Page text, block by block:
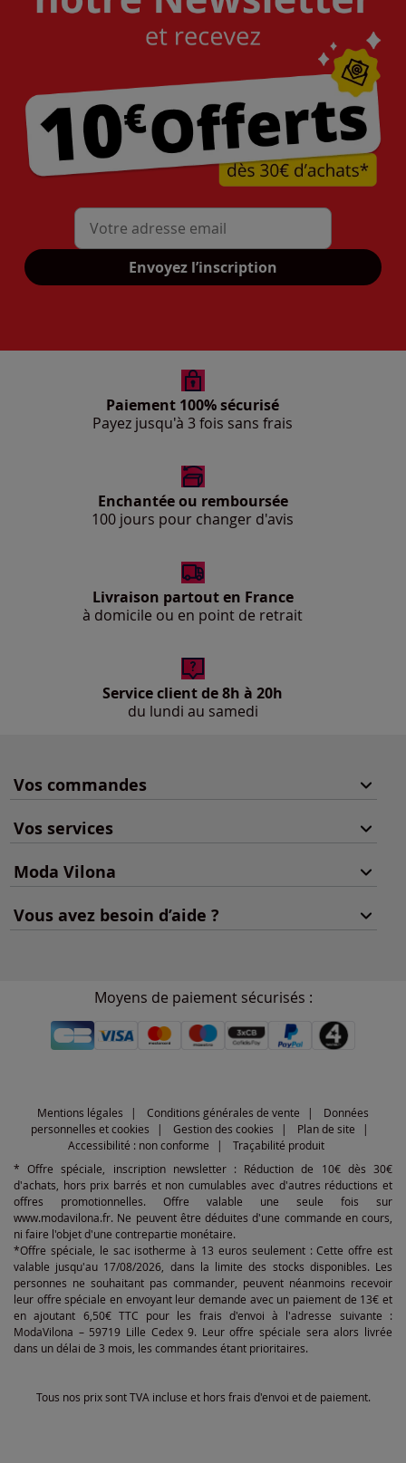
Mon adresse mail
Envoyez l’inscription
Paiement 100% sécurisé
Payez jusqu'à 3 fois sans frais
Enchantée ou remboursée
100 jours pour changer d'avis
Livraison partout en France
à domicile ou en point de retrait
Service client de 8h à 20h
du lundi au samedi
Vos commandes
Vos services
Moda Vilona
Vous avez besoin d’aide ?
Moyens de paiement sécurisés :
Mentions légales Conditions générales de vente
Données
personnelles et cookies
Gestion des cookies
Plan de site
Accessibilité : non conforme
Traçabilité produit
* Offre spéciale, inscription newsletter : Réduction de 10€ dès 30€
d'achats, hors prix barrés et non cumulables avec d'autres réductions et
offres promotionnelles. Offre valable une seule fois sur
www.modavilona.fr. Ne peuvent être déduites d'une commande en cours,
ni faire l'objet d'une contrepartie monétaire.
*Offre spéciale, le sac isotherme à 13 euros seulement : Cette offre est
valable jusqu'au 17/08/2026, dans la limite des stocks disponibles. Les
personnes ne souhaitant pas commander, peuvent néanmoins recevoir
leur offre spéciale en envoyant leur demande avec un paiement de 13€ et
en ajoutant 6,50€ TTC pour les frais d'envoi à l'adresse suivante :
ModaVilona – 59719 Lille Cedex 9. Leur offre spéciale sera alors livrée
dans un délai de 3 mois, les commandes étant prioritaires.
Tous nos prix sont TVA incluse et hors frais d'envoi et de paiement.